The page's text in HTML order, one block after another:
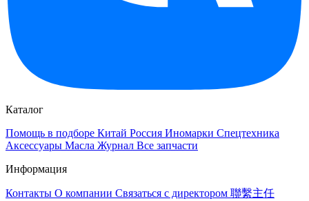
Каталог
Помощь в подборе Китай Россия Иномарки Спецтехника
Аксессуары Масла Журнал Все запчасти
Информация
Контакты О компании Связаться с директором 聯繫主任